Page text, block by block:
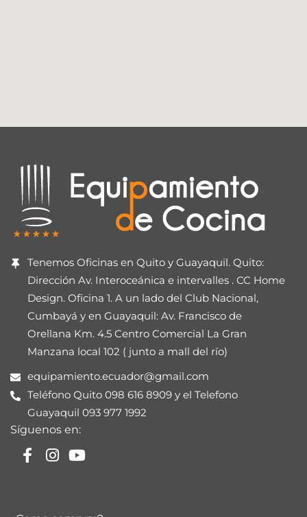
Tenemos Oficinas en Quito y Guayaquil. Quito:
Dirección Av. Interoceánica e intervalles . CC Home
Design. Oficina 1. A un lado del Club Nacional,
Cumbayá y en Guayaquil: Av. Francisco de
Orellana Km. 4.5 Centro Comercial La Gran
Manzana local 102 ( junto a mall del río)
equipamiento.ecuador@gmail.com
Teléfono Quito 098 616 8909 y el Telefono
Guayaquil 093 977 1992
Síguenos en: